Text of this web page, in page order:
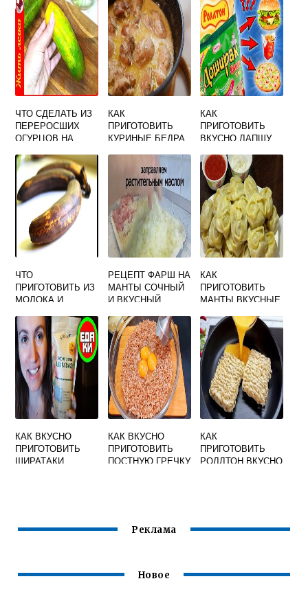
ЧТО СДЕЛАТЬ ИЗ
ПЕРЕРОСШИХ
ОГУРЦОВ НА
БЫСТРО И
ВКУСНО МОЖНО
КАК
ПРИГОТОВИТЬ
КУРИНЫЕ БЕДРА
БЫСТРО И
ВКУСНО СО
СМЕТАНОЙ
КАК
ПРИГОТОВИТЬ
ВКУСНО ЛАПШУ
ПРИГОТОВЛЕНИЯ
ЧТО
ПРИГОТОВИТЬ ИЗ
МОЛОКА И
ВКУСНО
РЕЦЕПТ ФАРШ НА
МАНТЫ СОЧНЫЙ
И ВКУСНЫЙ
КАК
ПРИГОТОВИТЬ
МАНТЫ ВКУСНЫЕ
ПОШАГОВЫЙ
РЕЦЕПТ ВИДЕО
КАК ВКУСНО
ПРИГОТОВИТЬ
ШИРАТАКИ
КАК ВКУСНО
ПРИГОТОВИТЬ
ПОСТНУЮ ГРЕЧКУ
КАК
ПРИГОТОВИТЬ
РОЛЛТОН ВКУСНО
Реклама
Новое